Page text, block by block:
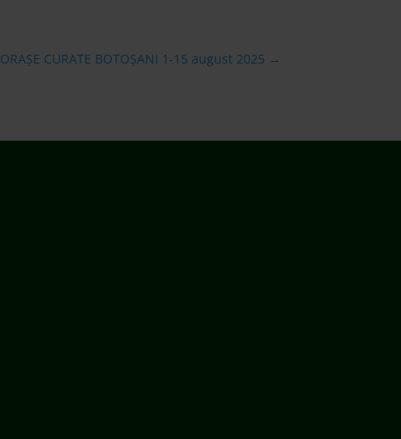
ORAȘE CURATE BOTOȘANI 1-15 august 2025 →